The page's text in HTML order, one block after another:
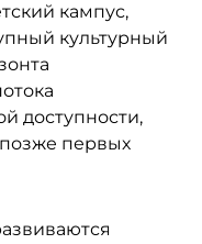
кампус,
культурный
доступности,
первых